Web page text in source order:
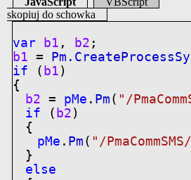
skopiuj do schowka
var b1 , b2 ;
b1 =
if ( b1 )
{
b2 = pMe . Pm ( "/
if ( b2 )
{
pMe . Pm ( "/
}
else